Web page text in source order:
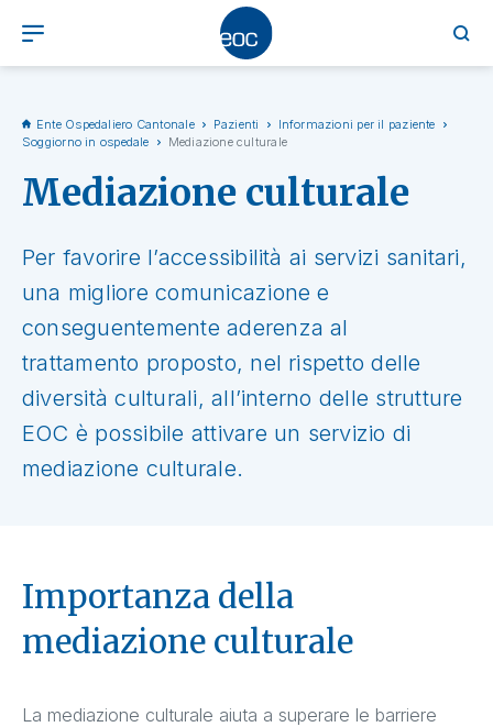
Ente Ospedaliero Cantonale Pazienti
Informazioni per il paziente
Soggiorno in ospedale
Mediazione culturale
Mediazione culturale
Per favorire l’accessibilità ai servizi sanitari,
una migliore comunicazione e
conseguentemente aderenza al
trattamento proposto, nel rispetto delle
diversità culturali, all’interno delle strutture
EOC è possibile attivare un servizio di
mediazione culturale.
Importanza della
mediazione culturale
La mediazione culturale aiuta a superare le barriere